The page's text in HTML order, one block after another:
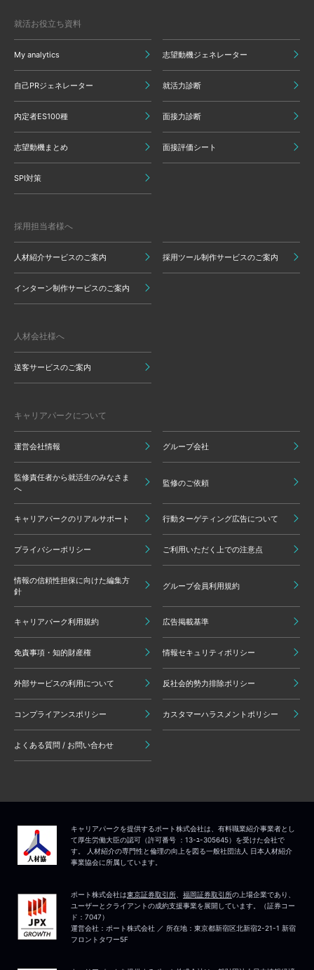
就活お役立ち資料
My analytics 志望動機ジェネレーター
自己PRジェネレーター 就活力診断
内定者ES100種 面接力診断
志望動機まとめ 面接評価シート
SPI対策
採用担当者様へ
人材紹介サービスのご案内 採用ツール制作サービスのご案内
インターン制作サービスのご案内
人材会社様へ
送客サービスのご案内
キャリアパークについて
運営会社情報 グループ会社
監修責任者から就活生のみなさま
へ
監修のご依頼
キャリアパークのリアルサポート 行動ターゲティング広告について
プライバシーポリシー ご利用いただく上での注意点
情報の信頼性担保に向けた編集方
針
グループ会員利用規約
キャリアパーク利用規約 広告掲載基準
免責事項・知的財産権 情報セキュリティポリシー
外部サービスの利用について 反社会的勢力排除ポリシー
コンプライアンスポリシー カスタマーハラスメントポリシー
よくある質問 / お問い合わせ